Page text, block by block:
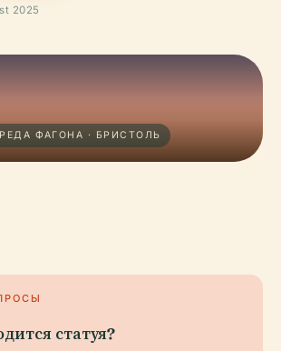
2025
ФАГОНА · БРИСТОЛЬ
статуя?